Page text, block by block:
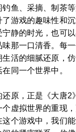
钓鱼、采摘、制茶
游戏的趣味性和
静的时光，也可
那一口清香。每
活的细腻还原，
同一个世界中。
原，正是《大唐2
虚拟世界的重现
个游戏中，我们